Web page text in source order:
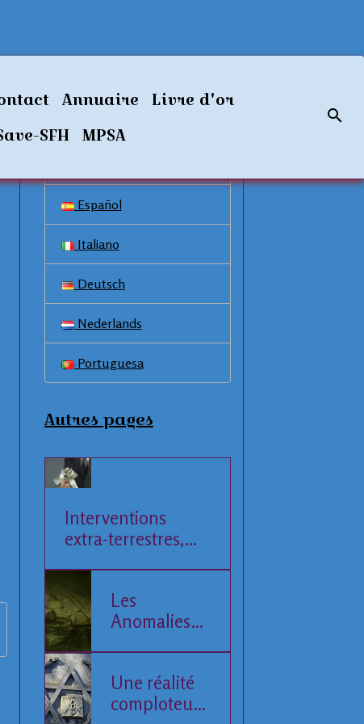
Annuaire
Livre d'or
SFH MPSA
Français
Español
Italiano
Deutsch
Nederlands
Portuguesa
Autres pages
Interventions
extra-terrestres,
Les
Anomalies
Une réalité
comploteuse